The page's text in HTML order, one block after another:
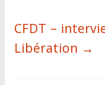
CFDT –
Libération →